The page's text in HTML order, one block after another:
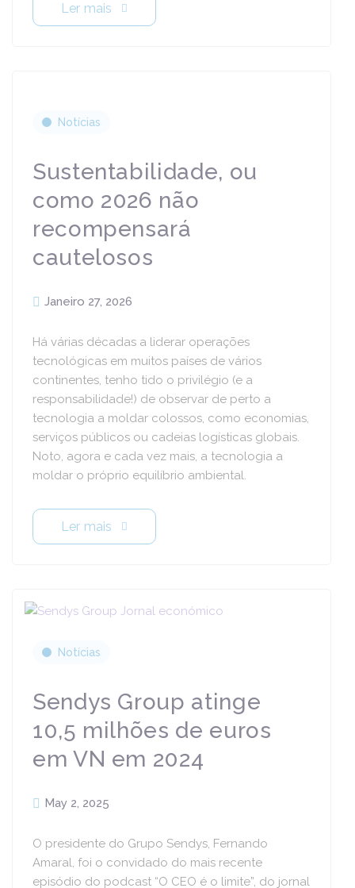
Ler mais
Notícias
Sustentabilidade, ou
como 2026 não
recompensará
cautelosos
Janeiro 27, 2026
Há várias décadas a liderar operações
tecnológicas em muitos países de vários
continentes, tenho tido o privilégio (e a
responsabilidade!) de observar de perto a
tecnologia a moldar colossos, como economias,
serviços públicos ou cadeias logísticas globais.
Noto, agora e cada vez mais, a tecnologia a
moldar o próprio equilíbrio ambiental.
Ler mais
Notícias
Sendys Group atinge
10,5 milhões de euros
em VN em 2024
May 2, 2025
O presidente do Grupo Sendys, Fernando
Amaral, foi o convidado do mais recente
episódio do podcast “O CEO é o limite”, do jornal